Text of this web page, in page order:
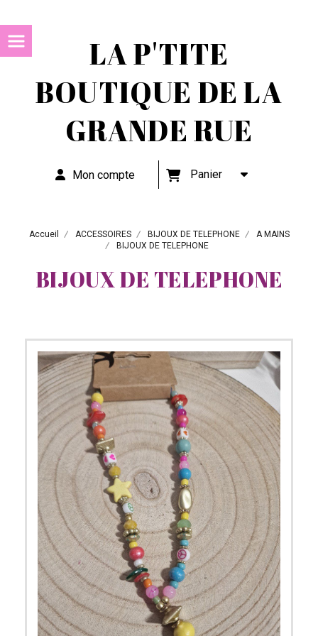
LA P'TITE
BOUTIQUE DE LA
GRANDE RUE
Mon compte Panier
Accueil ACCESSOIRES BIJOUX DE TELEPHONE
A MAINS
BIJOUX DE TELEPHONE
BIJOUX DE TELEPHONE